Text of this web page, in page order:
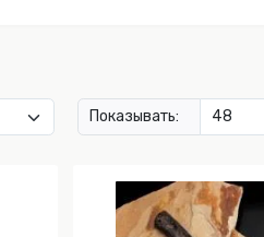
Показывать: